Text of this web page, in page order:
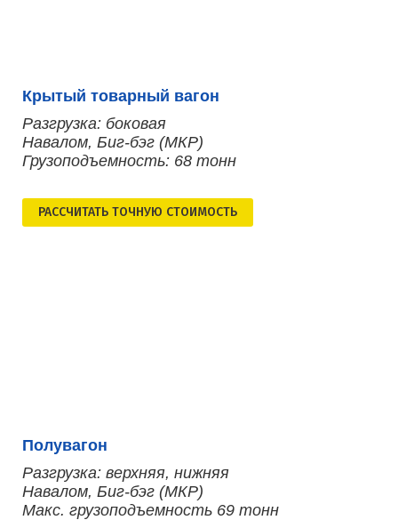
Крытый товарный вагон
Разгрузка: боковая
Навалом, Биг-бэг (МКР)
Грузоподъемность: 68 тонн
РАСCЧИТАТЬ ТОЧНУЮ СТОИМОСТЬ
Полувагон
Разгрузка: верхняя, нижняя
Навалом, Биг-бэг (МКР)
Макс. грузоподъемность 69 тонн